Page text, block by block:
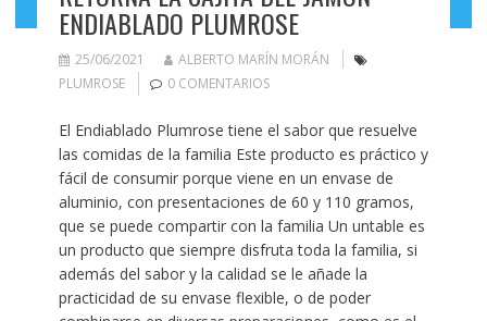
ENDIABLADO PLUMROSE
25/06/2021
ALBERTO MARÍN MORÁN
PLUMROSE
0 COMENTARIOS
El Endiablado Plumrose tiene el sabor que resuelve
las comidas de la familia Este producto es práctico y
fácil de consumir porque viene en un envase de
aluminio, con presentaciones de 60 y 110 gramos,
que se puede compartir con la familia Un untable es
un producto que siempre disfruta toda la familia, si
además del sabor y la calidad se le añade la
practicidad de su envase flexible, o de poder